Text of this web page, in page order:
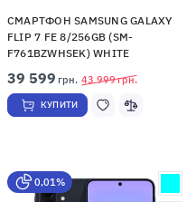
СМАРТФОН SAMSUNG GALAXY
FLIP 7 FE 8/256GB (SM-
F761BZWHSEK) WHITE
43 999грн.
39 599 грн.
КУПИТИ
0,01%